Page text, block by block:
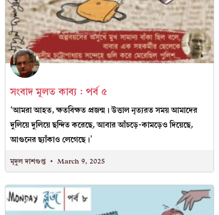
সংবাদ মূলত কাব্য : পর্ব ৫
‘আমরা আহত, ক্ষতবিক্ষত প্রজন্ম। উত্তাল নৃত‍্যরত সময় আমাদের
দুলিয়ে দুলিয়ে ছন্দিত করেছে, আবার আঁচড়ে-কামড়েও দিয়েছে,
আগুনের ছ‍্যাঁকাও লেগেছে।’
মৃদুল দাশগুপ্ত March 9, 2025